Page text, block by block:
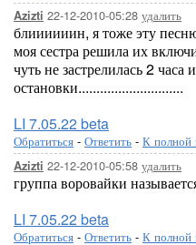
Azizti 22-12-2010-05:28 удалить
блиииииин, я тоже эту
моя сестра решила их
чуть не застрелилась 2 часа
остановки.............................
LI 7.05.22 beta
Обратиться - Ответить - К полной
Azizti 22-12-2010-05:58 удалить
группа воровайки
LI 7.05.22 beta
Обратиться - Ответить - К полной